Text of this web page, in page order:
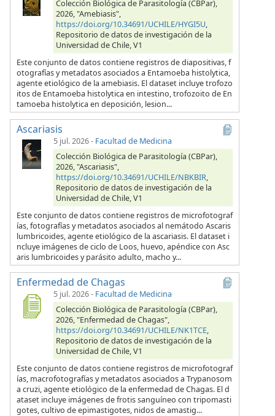
Colección Biológica de Parasitología (CBPar),
2026, "Amebiasis",
https://doi.org/10.34691/UCHILE/HYGI5U,
Repositorio de datos de investigación de la
Universidad de Chile, V1
Este conjunto de datos contiene registros de diapositivas, f
otografías y metadatos asociados a Entamoeba histolytica,
agente etiológico de la amebiasis. El dataset incluye trofozo
itos de Entamoeba histolytica en intestino, trofozoito de En
tamoeba histolytica en deposición, lesion...
Ascariasis
5 jul. 2026- Facultad de Medicina
Colección Biológica de Parasitología (CBPar),
2026, "Ascariasis",
https://doi.org/10.34691/UCHILE/NBKBIR,
Repositorio de datos de investigación de la
Universidad de Chile, V1
Este conjunto de datos contiene registros de microfotograf
ías, fotografías y metadatos asociados al nemátodo Ascaris
lumbricoides, agente etiológico de la ascariasis. El dataset i
ncluye imágenes de ciclo de Loos, huevo, apéndice con Asc
aris lumbricoides y parásito adulto, macho y...
Enfermedad de Chagas
5 jul. 2026- Facultad de Medicina
Colección Biológica de Parasitología (CBPar),
2026, "Enfermedad de Chagas",
https://doi.org/10.34691/UCHILE/NK1TCE,
Repositorio de datos de investigación de la
Universidad de Chile, V1
Este conjunto de datos contiene registros de microfotograf
ías, macrofotografías y metadatos asociados a Trypanosom
a cruzi, agente etiológico de la enfermedad de Chagas. El d
ataset incluye imágenes de frotis sanguíneo con tripomasti
gotes, cultivo de epimastigotes, nidos de amastig...